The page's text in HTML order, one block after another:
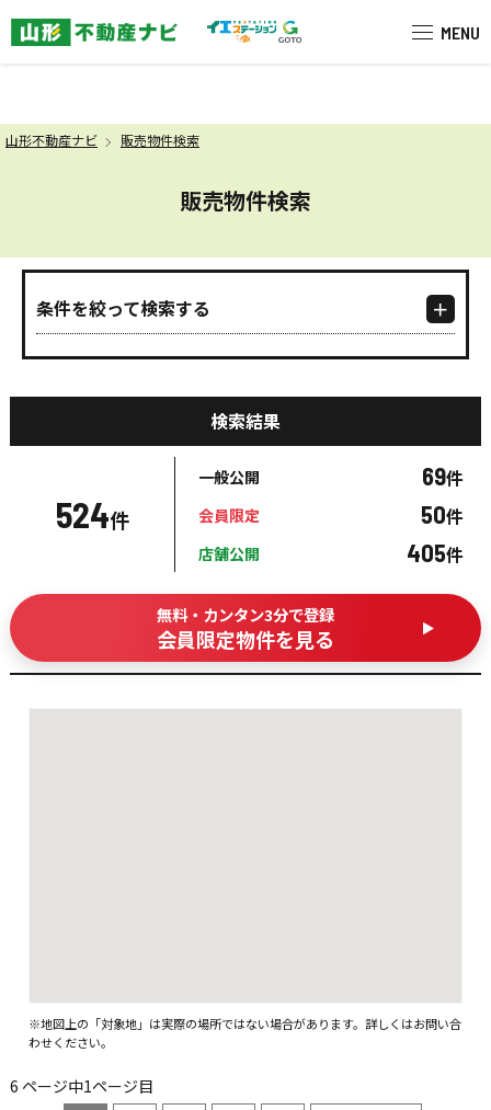
米沢市を中心に南陽市・高畠町・
MENU
山形不動産ナビ 販売物件検索
販売物件検索
条件を絞って検索する
検索結果
524件
一般公開 69件
会員限定 50件
店舗公開 405件
無料・カンタン3分で登録
会員限定物件を見る
※地図上の「対象地」は実際の場所ではない場合があります。詳しくはお問い合
わせください。
6 ページ中1ページ目